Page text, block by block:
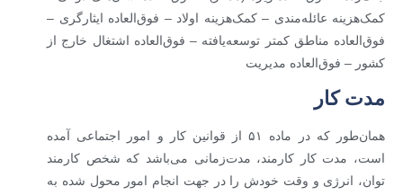
کمک‌هزینه عائله‌مندی – کمک‌هزینه اولاد – فوق‌العاده ایثارگری –
فوق‌العاده مناطق کمتر توسعه‌یافته – فوق‌العاده اشتغال خارج از
کشور – فوق‌العاده مدیریت
مدت کار
همان‌طور که در ماده ۵۱ از قوانین کار و امور اجتماعی آمده
است، مدت کار کارمند، مدت‌زمانی می‌باشد که شخص کارمند
توان، انرژی و وقت خودش را در جهت انجام امور محول شده به